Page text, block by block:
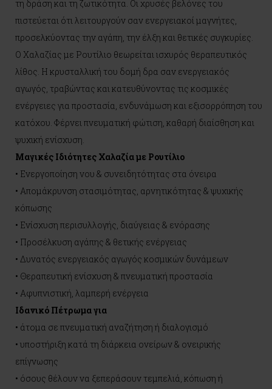
τη δράση και τη ζωτικότητα. Οι χρυσές βελόνες του
πιστεύεται ότι λειτουργούν σαν ενεργειακοί μαγνήτες,
προσελκύοντας την αγάπη, την έλξη και θετικές συγκυρίες.
Ο Χαλαζίας με Ρουτίλιο θεωρείται ισχυρός θεραπευτικός
λίθος. Η κρυσταλλική του δομή δρα σαν ενεργειακός
αγωγός, τραβώντας και κατευθύνοντας τις κοσμικές
ενέργειες για προστασία, ενδυνάμωση και εξισορρόπηση του
κατόχου. Φέρνει πνευματική φώτιση, καθαρή διαίσθηση και
ψυχική ενίσχυση.
Μαγικές Ιδιότητες Χαλαζία με Ρουτίλιο
• Ενεργοποίηση νου & συνειδητότητας στα όνειρα
• Απομάκρυνση στασιμότητας, αρνητικότητας & ψυχικής
κόπωσης
• Ενίσχυση περισυλλογής, διαύγειας & ενόρασης
• Προσέλκυση αγάπης & θετικής ενέργειας
• Δυνατός ενεργειακός αγωγός κοσμικών δυνάμεων
• Θεραπευτική ενίσχυση & πνευματική προστασία
• Αφυπνιστική, λαμπερή ενέργεια
Ιδανικό Πέτρωμα για
• άτομα σε πνευματική αναζήτηση ή διαλογισμό
• υποστήριξη κατά τη διάρκεια ονείρων & ονειρικής
επίγνωσης
• όσους θέλουν να ξεπεράσουν τεμπελιά, κόπωση ή